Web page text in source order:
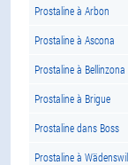
Prostaline à Arbon
Prostaline à Ascona
Prostaline à Bellinzona
Prostaline à Brigue
Prostaline dans Boss
Prostaline à Wädenswil